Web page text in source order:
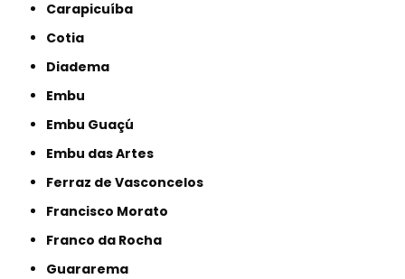
Carapicuíba
Cotia
Diadema
Embu
Embu Guaçú
Embu das Artes
Ferraz de Vasconcelos
Francisco Morato
Franco da Rocha
Guararema